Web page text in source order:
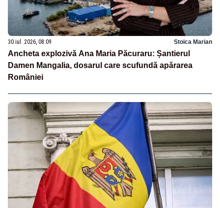
30 iul. 2026, 08:09 Stoica Marian
Ancheta explozivă Ana Maria Păcuraru: Șantierul
Damen Mangalia, dosarul care scufundă apărarea
României